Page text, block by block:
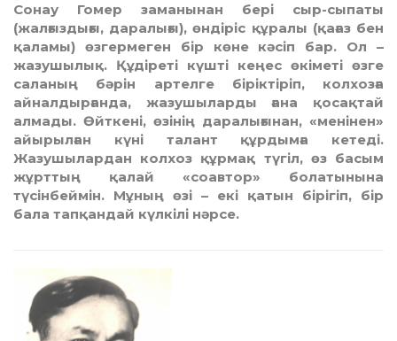
Сонау Гомер заманынан бері сыр-сыпаты
(жалғыздығы, даралығы), өндіріс құралы (қағаз бен
қаламы) өзгермеген бір көне кәсіп бар. Ол –
жазушылық. Құдіреті күшті кеңес өкіметі өзге
саланың бәрін артелге біріктіріп, колхозға
айналдырғанда, жазушыларды ғана қосақтай
алмады. Өйткені, өзінің даралығынан, «менінен»
айырылған күні талант құрдымға кетеді.
Жазушылардан колхоз құрмақ түгіл, өз басым
жұрттың қалай «соавтор» болатынына
түсінбеймін. Мұның өзі – екі қатын бірігіп, бір
бала тапқандай күлкілі нәрсе.